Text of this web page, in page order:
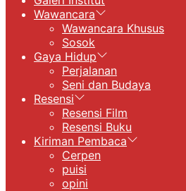
Wawancara
Wawancara Khusus
Sosok
Gaya Hidup
Perjalanan
Seni dan Budaya
Resensi
Resensi Film
Resensi Buku
Kiriman Pembaca
Cerpen
puisi
opini